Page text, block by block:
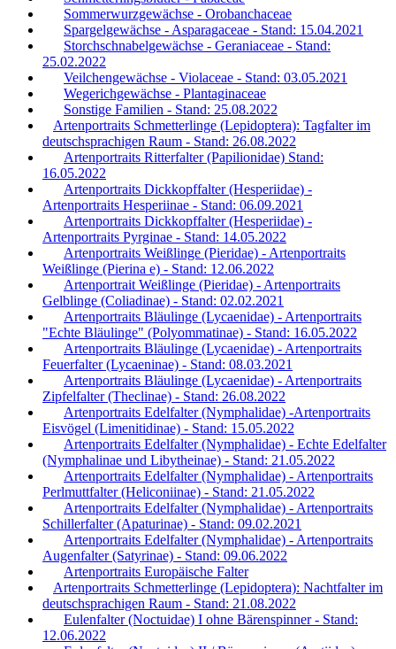
Sommerwurzgewächse - Orobanchaceae
Spargelgewächse - Asparagaceae - Stand: 15.04.2021
Storchschnabelgewächse - Geraniaceae - Stand:
25.02.2022
Veilchengewächse - Violaceae - Stand: 03.05.2021
Wegerichgewächse - Plantaginaceae
Sonstige Familien - Stand: 25.08.2022
Artenportraits Schmetterlinge (Lepidoptera): Tagfalter im
deutschsprachigen Raum - Stand: 26.08.2022
Artenportraits Ritterfalter (Papilionidae) Stand:
16.05.2022
Artenportraits Dickkopffalter (Hesperiidae) -
Artenportraits Hesperiinae - Stand: 06.09.2021
Artenportraits Dickkopffalter (Hesperiidae) -
Artenportraits Pyrginae - Stand: 14.05.2022
Artenportraits Weißlinge (Pieridae) - Artenportraits
Weißlinge (Pierina e) - Stand: 12.06.2022
Artenportrait Weißlinge (Pieridae) - Artenportraits
Gelblinge (Coliadinae) - Stand: 02.02.2021
Artenportraits Bläulinge (Lycaenidae) - Artenportraits
"Echte Bläulinge" (Polyommatinae) - Stand: 16.05.2022
Artenportraits Bläulinge (Lycaenidae) - Artenportraits
Feuerfalter (Lycaeninae) - Stand: 08.03.2021
Artenportraits Bläulinge (Lycaenidae) - Artenportraits
Zipfelfalter (Theclinae) - Stand: 26.08.2022
Artenportraits Edelfalter (Nymphalidae) -Artenportraits
Eisvögel (Limenitidinae) - Stand: 15.05.2022
Artenportraits Edelfalter (Nymphalidae) - Echte Edelfalter
(Nymphalinae und Libytheinae) - Stand: 21.05.2022
Artenportraits Edelfalter (Nymphalidae) - Artenportraits
Perlmuttfalter (Heliconiinae) - Stand: 21.05.2022
Artenportraits Edelfalter (Nymphalidae) - Artenportraits
Schillerfalter (Apaturinae) - Stand: 09.02.2021
Artenportraits Edelfalter (Nymphalidae) - Artenportraits
Augenfalter (Satyrinae) - Stand: 09.06.2022
Artenportraits Europäische Falter
Artenportraits Schmetterlinge (Lepidoptera): Nachtfalter im
deutschsprachigen Raum - Stand: 21.08.2022
Eulenfalter (Noctuidae) I ohne Bärenspinner - Stand:
12.06.2022